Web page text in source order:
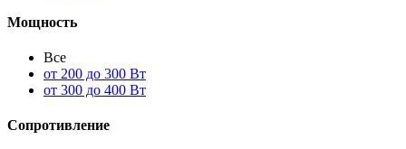
Мощность
Все
от 200 до 300 Вт
от 300 до 400 Вт
Сопротивление